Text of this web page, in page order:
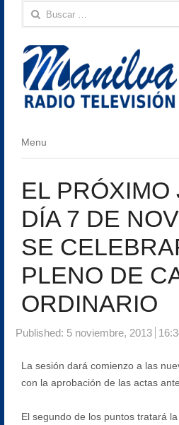
Buscar:
Menu
Menu
EL PRÓXIMO
DÍA 7 DE
SE
PLENO DE
ORDINARIO
Published: 5 noviembre, 2013
La sesión dará comienzo a las
con la aprobación de las actas
El segundo de los puntos tratará